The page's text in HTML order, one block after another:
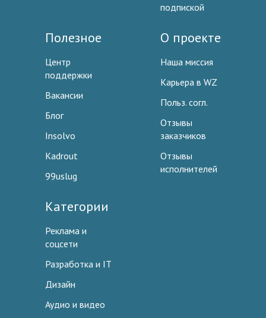
подпиской
Полезное
Центр
поддержки
Вакансии
Блог
Insolvo
Kadrout
99uslug
О проекте
Наша миссия
Карьера в WZ
Польз. согл.
Отзывы
заказчиков
Отзывы
исполнителей
Категории
Реклама и
соцсети
Разработка и IT
Дизайн
Аудио и видео